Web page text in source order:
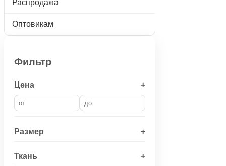
Распродажа
Оптовикам
Фильтр
Цена +
Размер +
Ткань +